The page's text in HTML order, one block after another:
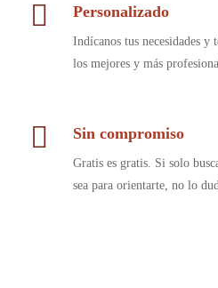
Personalizado
Indícanos tus necesidades y
los mejores y más
Sin compromiso
Gratis es gratis. Si solo
sea para orientarte, no lo